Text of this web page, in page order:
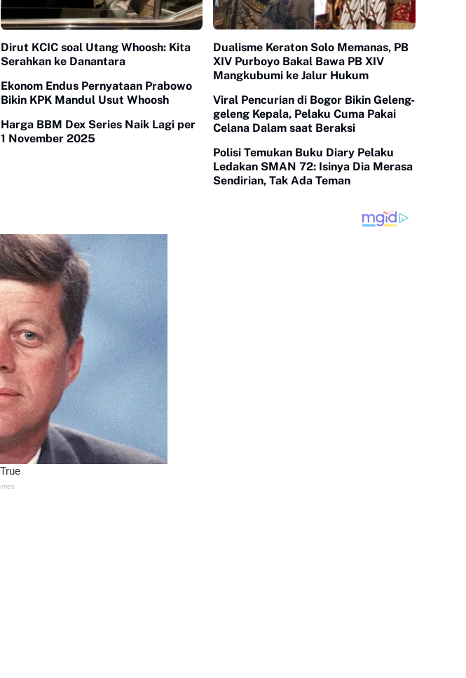
Dirut KCIC soal Utang Whoosh: Kita
Serahkan ke Danantara
Ekonom Endus Pernyataan Prabowo
Bikin KPK Mandul Usut Whoosh
Harga BBM Dex Series Naik Lagi per
1 November 2025
Dualisme Keraton Solo Memanas, PB
XIV Purboyo Bakal Bawa PB XIV
Mangkubumi ke Jalur Hukum
Viral Pencurian di Bogor Bikin Geleng-
geleng Kepala, Pelaku Cuma Pakai
Celana Dalam saat Beraksi
Polisi Temukan Buku Diary Pelaku
Ledakan SMAN 72: Isinya Dia Merasa
Sendirian, Tak Ada Teman